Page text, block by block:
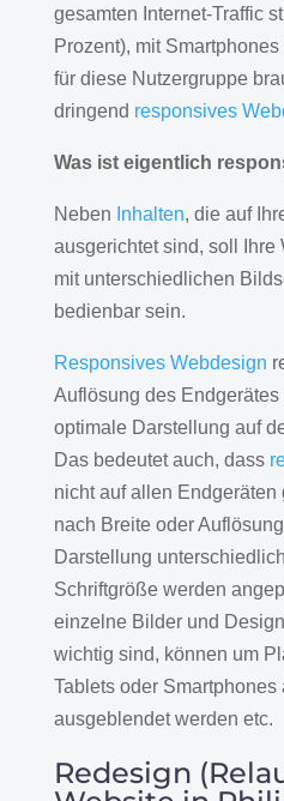
gesamten Internet-Traffic
Prozent), mit
für diese Nutzergruppe
dringend responsives
Was ist eigentlich
Neben Inhalten, die auf
ausgerichtet sind, soll Ihre
mit unterschiedlichen
bedienbar sein.
Responsives Webdesign
Auflösung des
optimale Darstellung auf
Das bedeutet auch, dass
nicht auf allen
nach Breite oder
Darstellung
Schriftgröße werden
einzelne Bilder und
wichtig sind, können um
Tablets oder Smartphones
ausgeblendet werden etc.
Redesign